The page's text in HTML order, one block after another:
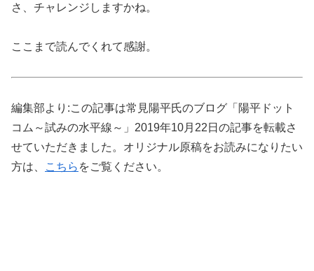
さ、チャレンジしますかね。
ここまで読んでくれて感謝。
編集部より:この記事は常見陽平氏のブログ「陽平ドット
コム～試みの水平線～」2019年10月22日の記事を転載さ
せていただきました。オリジナル原稿をお読みになりたい
方は、
こちら をご覧ください。